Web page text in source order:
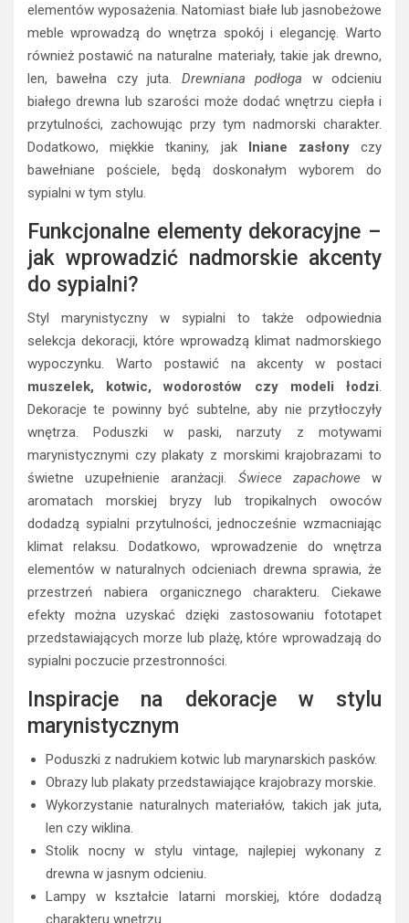
elementów wyposażenia. Natomiast białe lub jasnobeżowe
meble wprowadzą do wnętrza spokój i elegancję. Warto
również postawić na naturalne materiały, takie jak drewno,
len, bawełna czy juta. Drewniana podłoga w odcieniu
białego drewna lub szarości może dodać wnętrzu ciepła i
przytulności, zachowując przy tym nadmorski charakter.
Dodatkowo, miękkie tkaniny, jak lniane zasłonyczy
bawełniane pościele, będą doskonałym wyborem do
sypialni w tym stylu.
Funkcjonalne elementy dekoracyjne –
jak wprowadzić nadmorskie akcenty
do sypialni?
Styl marynistyczny w sypialni to także odpowiednia
selekcja dekoracji, które wprowadzą klimat nadmorskiego
wypoczynku. Warto postawić na akcenty w postaci
muszelek, kotwic, wodorostów czy modeli łodzi.
Dekoracje te powinny być subtelne, aby nie przytłoczyły
wnętrza. Poduszki w paski, narzuty z motywami
marynistycznymi czy plakaty z morskimi krajobrazami to
świetne uzupełnienie aranżacji. Świece zapachowe w
aromatach morskiej bryzy lub tropikalnych owoców
dodadzą sypialni przytulności, jednocześnie wzmacniając
klimat relaksu. Dodatkowo, wprowadzenie do wnętrza
elementów w naturalnych odcieniach drewna sprawia, że
przestrzeń nabiera organicznego charakteru. Ciekawe
efekty można uzyskać dzięki zastosowaniu fototapet
przedstawiających morze lub plażę, które wprowadzają do
sypialni poczucie przestronności.
Inspiracje na dekoracje w stylu
marynistycznym
Poduszki z nadrukiem kotwic lub marynarskich pasków.
Obrazy lub plakaty przedstawiające krajobrazy morskie.
Wykorzystanie naturalnych materiałów, takich jak juta,
len czy wiklina.
Stolik nocny w stylu vintage, najlepiej wykonany z
drewna w jasnym odcieniu.
Lampy w kształcie latarni morskiej, które dodadzą
charakteru wnętrzu.